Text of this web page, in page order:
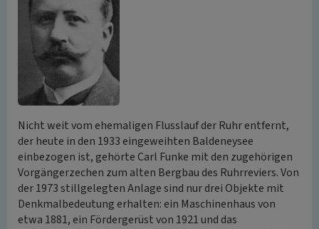
Nicht weit vom ehemaligen Flusslauf der Ruhr entfernt,
der heute in den 1933 eingeweihten Baldeneysee
einbezogen ist, gehörte Carl Funke mit den zugehörigen
Vorgängerzechen zum alten Bergbau des Ruhrreviers. Von
der 1973 stillgelegten Anlage sind nur drei Objekte mit
Denkmalbedeutung erhalten: ein Maschinenhaus von
etwa 1881, ein Fördergerüst von 1921 und das